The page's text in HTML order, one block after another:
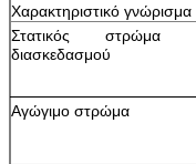
Χαρακτηριστικό γνώρισμα
Στατικός στρώμα
διασκεδασμού
Αγώγιμο στρώμα